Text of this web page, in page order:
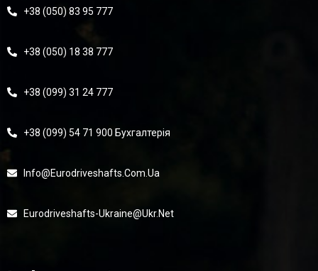
+38 (050) 83 95 777
+38 (050) 18 38 777
+38 (099) 31 24 777
+38 (099) 54 71 900 Бухгалтерія
Info@eurodriveshafts.com.ua
Eurodriveshafts-Ukraine@ukr.net